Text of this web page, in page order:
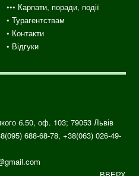
••• Карпати, поради, події
•Турагентствам
• Контакти
• Відгуки
б.50, оф. 103; 79053 Львів
688-68-78, +38(063) 026-49-